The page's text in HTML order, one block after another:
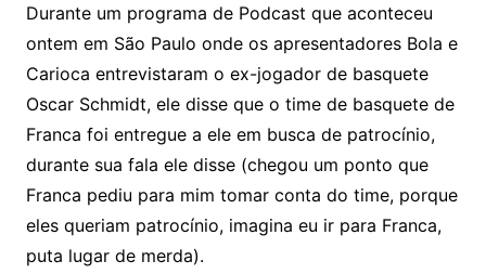
Durante um programa de Podcast que aconteceu
ontem em São Paulo onde os apresentadores Bola e
Carioca entrevistaram o ex-jogador de basquete
Oscar Schmidt, ele disse que o time de basquete de
Franca foi entregue a ele em busca de patrocínio,
durante sua fala ele disse (chegou um ponto que
Franca pediu para mim tomar conta do time, porque
eles queriam patrocínio, imagina eu ir para Franca,
puta lugar de merda).